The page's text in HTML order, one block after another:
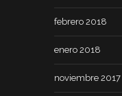
febrero 2018
enero 2018
noviembre 2017